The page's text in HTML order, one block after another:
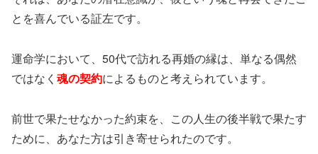
とを喜んでいる証左です。
運命学において、50代で訪れる再婚の縁は、単なる偶然
ではなく 魂の契約によるものと考えられています。
前世で果たせなかった約束を、この人生の後半戦で果たす
ために、あなた方は引き寄せられたのです。